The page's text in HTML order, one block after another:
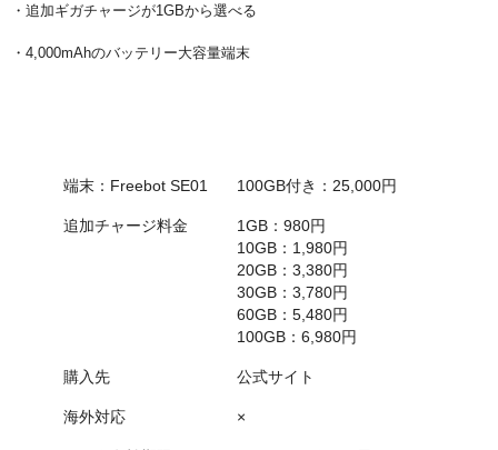
・追加ギガチャージが1GBから選べる
・4,000mAhのバッテリー大容量端末
端末：Freebot SE01 100GB付き：25,000円
追加チャージ料金
1GB：980円
10GB：1,980円
20GB：3,380円
30GB：3,780円
60GB：5,480円
100GB：6,980円
購入先 公式サイト
海外対応 ×